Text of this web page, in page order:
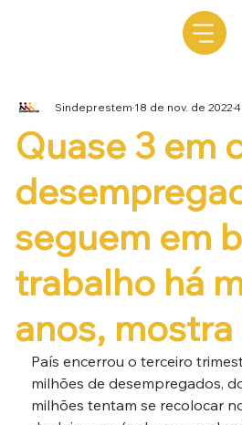
Quase 3 em
seguem em
trabalho há
anos,
Sindeprestem18 de nov. de 20224
País encerrou o terceiro
milhões de desempregados,
milhões tentam se recolocar